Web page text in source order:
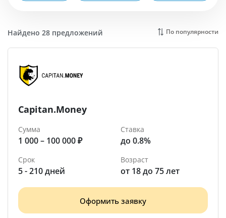
Найдено 28 предложений По популярности
Capitan.Money
Сумма
1 000 – 100 000 ₽
Ставка
до 0.8%
Срок
5 - 210 дней
Возраст
от 18 до 75 лет
Оформить заявку